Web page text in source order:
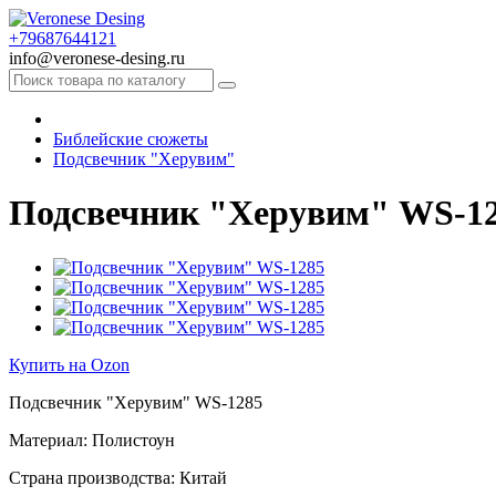
+79687644121
info@veronese-desing.ru
Библейские сюжеты
Подсвечник "Херувим"
Подсвечник "Херувим" WS-
Купить на Ozon
Подсвечник "Херувим" WS-1285
Материал: Полистоун
Страна производства: Китай